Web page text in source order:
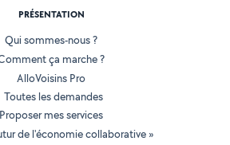
PRÉSENTATION
Qui sommes-nous ?
ça marche ?
AlloVoisins Pro
Toutes les demandes
Proposer mes services
de l'économie collaborative »